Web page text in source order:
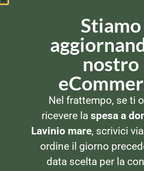
INSETTICIDI E REPELLENTI
Vape Derm Antipuntura
Spray 100ml
Stiamo
nostro
Nel frattempo, se ti
ricevere la spesa a
Lavinio mare, scrivici
ordine il giorno
data scelta per la